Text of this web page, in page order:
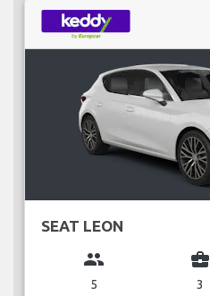
SEAT LEON
group
5
business_center
3